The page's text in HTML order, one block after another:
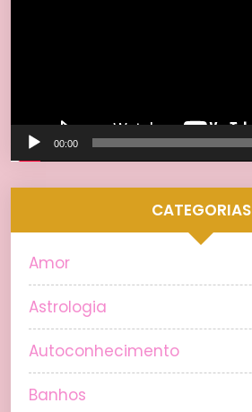
00:00
CATEGORIAS
Amor
Astrologia
Autoconhecimento
Banhos